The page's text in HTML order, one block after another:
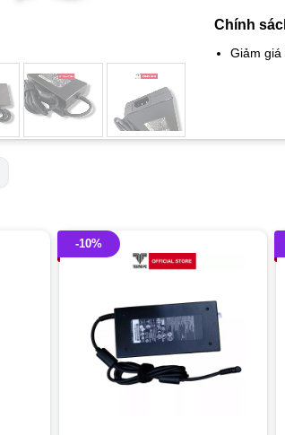
Chính
Giảm giá
-10%